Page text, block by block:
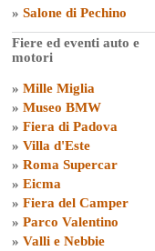
» Salone di Pechino
Fiere ed eventi auto e
motori
» Mille Miglia
» Museo BMW
» Fiera di Padova
» Villa d'Este
» Roma Supercar
» Eicma
» Fiera del Camper
» Parco Valentino
» Valli e Nebbie